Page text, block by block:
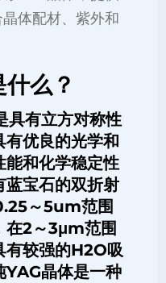
体配材、紫外和
么？
具有立方对称性
优良的光学和
能和化学稳定性
蓝宝石的双折射
～5um范围
在2～3μm范围
有较强的H2O吸
YAG晶体是一种